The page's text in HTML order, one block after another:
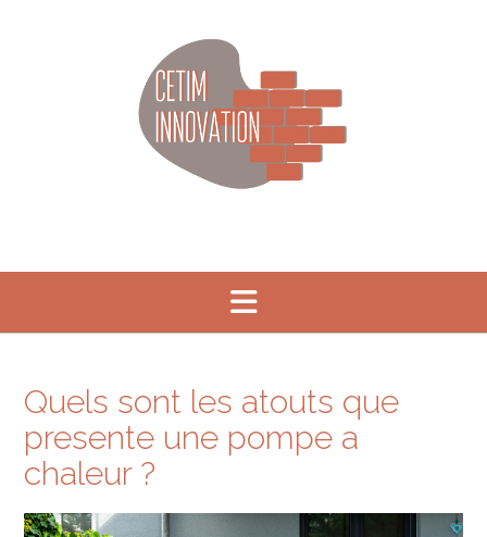
Quels sont les atouts que
presente une pompe a
chaleur ?